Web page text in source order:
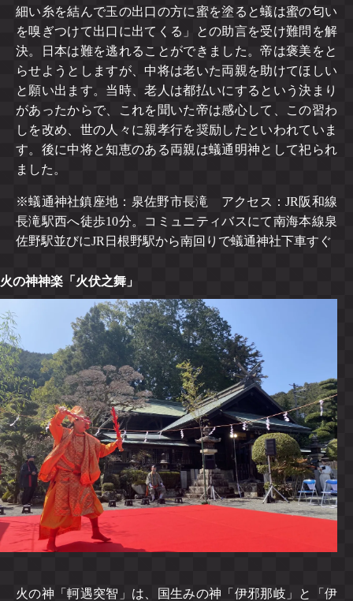
細い糸を結んで玉の出口の方に蜜を塗ると蟻は蜜の匂い
を嗅ぎつけて出口に出てくる」との助言を受け難問を解
決。日本は難を逃れることができました。帝は褒美をと
らせようとしますが、中将は老いた両親を助けてほしい
と願い出ます。当時、老人は都払いにするという決まり
があったからで、これを聞いた帝は感心して、この習わ
しを改め、世の人々に親孝行を奨励したといわれていま
す。後に中将と知恵のある両親は蟻通明神として祀られ
ました。
※蟻通神社鎮座地：泉佐野市長滝 アクセス：JR阪和線
長滝駅西へ徒歩10分。コミュニティバスにて南海本線泉
佐野駅並びにJR日根野駅から南回りで蟻通神社下車すぐ
火の神神楽「火伏之舞」
火の神「軻遇突智」は、国生みの神「伊邪那岐」と「伊